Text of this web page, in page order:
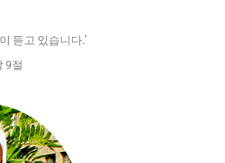
듣고 있습니다.’
9절